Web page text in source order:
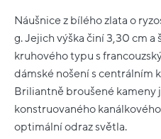
Náušnice z bílého zlata o
g. Jejich výška činí 3,30 cm
kruhového typu s
dámské nošení s centrálním
Briliantně broušené kameny
konstruovaného
optimální odraz světla.